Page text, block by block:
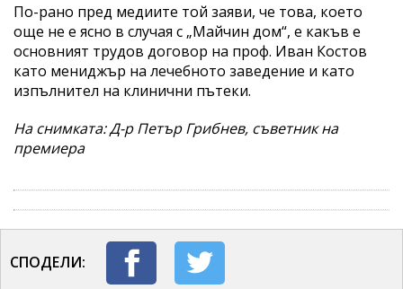
По-рано пред медиите той заяви, че това, което
още не е ясно в случая с „Майчин дом“, е какъв е
основният трудов договор на проф. Иван Костов
като мениджър на лечебното заведение и като
изпълнител на клинични пътеки.
На снимката: Д-р Петър Грибнев, съветник на
премиера
СПОДЕЛИ: